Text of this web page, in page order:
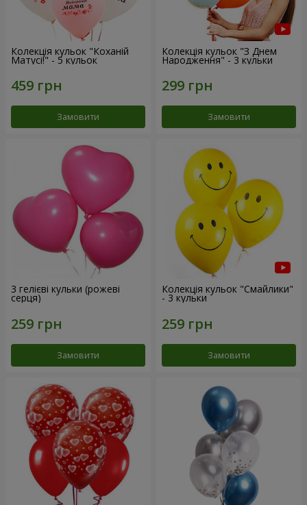
Колекція кульок "Коханій
Матусі!" - 5 кульок
Замовити
Колекція кульок "З Днем
Народження" - 3 кульки
Замовити
3 гелієві кульки (рожеві
серця)
Замовити
Колекція кульок "Смайлики"
- 3 кульки
Замовити